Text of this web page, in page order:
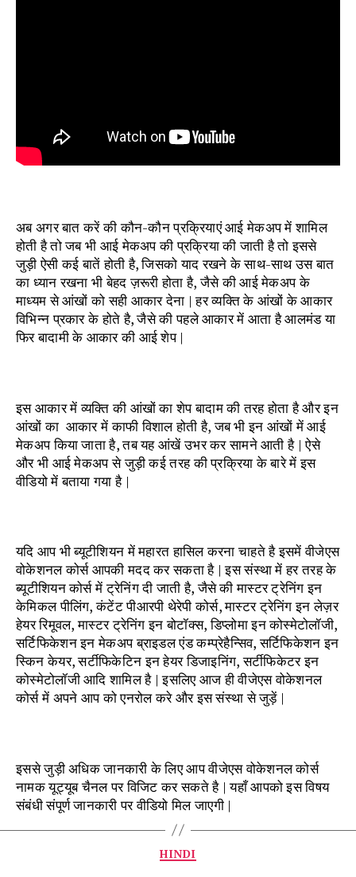
अब अगर बात करें की कौन-कौन प्रक्रियाएं आई मेकअप में शामिल
होती है तो जब भी आई मेकअप की प्रक्रिया की जाती है तो इससे
जुड़ी ऐसी कई बातें होती है, जिसको याद रखने के साथ-साथ उस बात
का ध्यान रखना भी बेहद ज़रूरी होता है, जैसे की आई मेकअप के
माध्यम से आंखों को सही आकार देना | हर व्यक्ति के आंखों के आकार
विभिन्न प्रकार के होते है, जैसे की पहले आकार में आता है आलमंड या
फिर बादामी के आकार की आई शेप |
इस आकार में व्यक्ति की आंखों का शेप बादाम की तरह होता है और इन
आंखों का आकार में काफी विशाल होती है, जब भी इन आंखों में आई
मेकअप किया जाता है, तब यह आंखें उभर कर सामने आती है | ऐसे
और भी आई मेकअप से जुड़ी कई तरह की प्रक्रिया के बारे में इस
वीडियो में बताया गया है |
यदि आप भी ब्यूटीशियन में महारत हासिल करना चाहते है इसमें वीजेएस
वोकेशनल कोर्स आपकी मदद कर सकता है | इस संस्था में हर तरह के
ब्यूटीशियन कोर्स में ट्रेनिंग दी जाती है, जैसे की मास्टर ट्रेनिंग इन
केमिकल पीलिंग, कंटेंट पीआरपी थेरेपी कोर्स, मास्टर ट्रेनिंग इन लेज़र
हेयर रिमूवल, मास्टर ट्रेनिंग इन बोटॉक्स, डिप्लोमा इन कोस्मेटोलॉजी,
सर्टिफिकेशन इन मेकअप ब्राइडल एंड कम्प्रेहैन्सिव, सर्टिफिकेशन इन
स्किन केयर, सर्टीफिकेटिन इन हेयर डिजाइनिंग, सर्टीफिकेटर इन
कोस्मेटोलॉजी आदि शामिल है | इसलिए आज ही वीजेएस वोकेशनल
कोर्स में अपने आप को एनरोल करे और इस संस्था से जुड़ें |
इससे जुड़ी अधिक जानकारी के लिए आप वीजेएस वोकेशनल कोर्स
नामक यूट्यूब चैनल पर विजिट कर सकते है | यहाँ आपको इस विषय
संबंधी संपूर्ण जानकारी पर वीडियो मिल जाएगी |
Categories
HINDI